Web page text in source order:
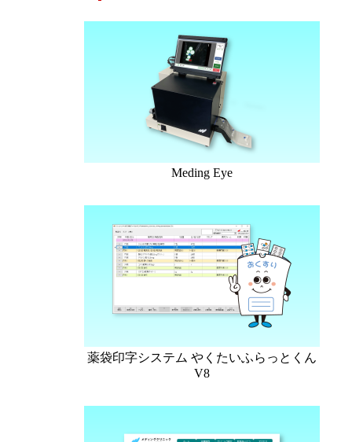
Meding Eye
薬袋印字システム やくたいふらっとくん
V8